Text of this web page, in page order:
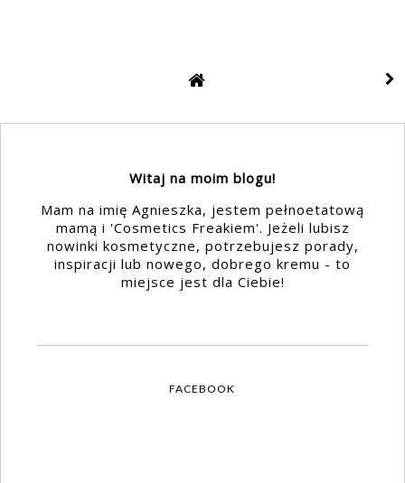
Witaj na moim blogu!
Mam na imię Agnieszka, jestem pełnoetatową
mamą i 'Cosmetics Freakiem'. Jeżeli lubisz
nowinki kosmetyczne, potrzebujesz porady,
inspiracji lub nowego, dobrego kremu - to
miejsce jest dla Ciebie!
FACEBOOK